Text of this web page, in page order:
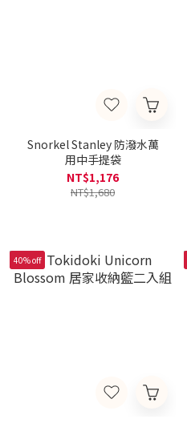
Snorkel Stanley 防潑水萬
用中手提袋
NT$1,176
NT$1,680
40% off